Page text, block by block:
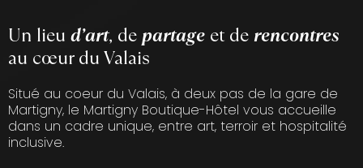
Un lieu d’art, departage et derencontres
au cœur du Valais
Situé au coeur du Valais, à deux pas de la gare de
Martigny, le Martigny Boutique-Hôtel vous accueille
dans un cadre unique, entre art, terroir et hospitalité
inclusive.